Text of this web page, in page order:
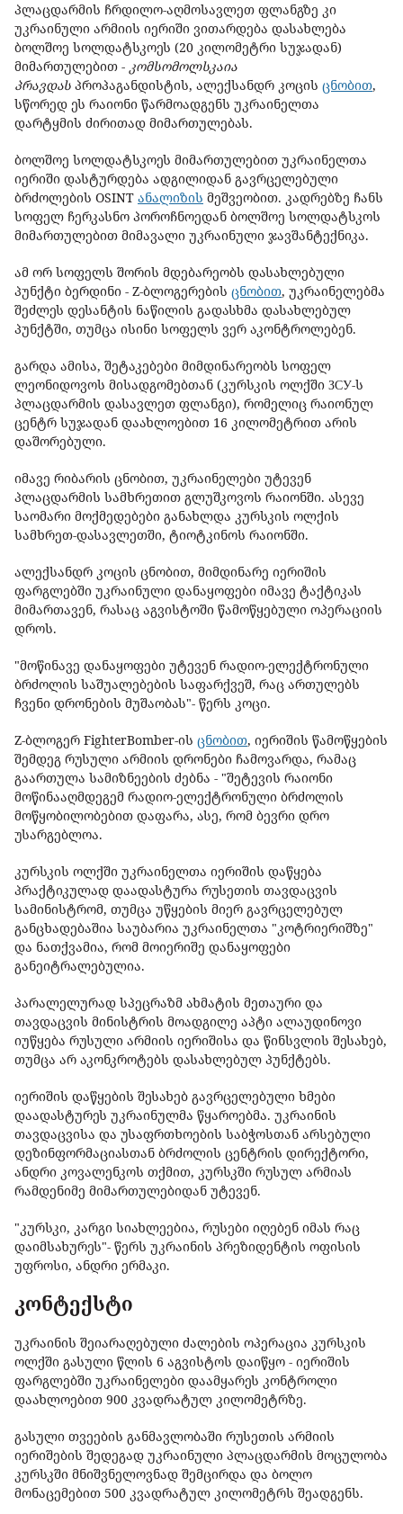
პლაცდარმის ჩრდილო-აღმოსავლეთ ფლანგზე კი
უკრაინული არმიის იერიში ვითარდება დასახლება
ბოლშოე სოლდატსკოეს (20 კილომეტრი სუჯადან)
მიმართულებით - კომსომოლსკაია
პრავდას პროპაგანდისტის, ალექსანდრ კოცის ცნობით,
სწორედ ეს რაიონი წარმოადგენს უკრაინელთა
დარტყმის ძირითად მიმართულებას.
ბოლშოე სოლდატსკოეს მიმართულებით უკრაინელთა
იერიში დასტურდება ადგილიდან გავრცელებული
ბრძოლების OSINT ანალიზის მეშვეობით. კადრებზე ჩანს
სოფელ ჩერკასნო პოროჩნოედან ბოლშოე სოლდატსკოს
მიმართულებით მიმავალი უკრაინული ჯავშანტექნიკა.
ამ ორ სოფელს შორის მდებარეობს დასახლებული
პუნქტი ბერდინი - Z-ბლოგერების ცნობით, უკრაინელებმა
შეძლეს დესანტის ნაწილის გადასხმა დასახლებულ
პუნქტში, თუმცა ისინი სოფელს ვერ აკონტროლებენ.
გარდა ამისა, შეტაკებები მიმდინარეობს სოფელ
ლეონიდოვოს მისადგომებთან (კურსკის ოლქში ЗСУ-ს
პლაცდარმის დასავლეთ ფლანგი), რომელიც რაიონულ
ცენტრ სუჯადან დაახლოებით 16 კილომეტრით არის
დაშორებული.
იმავე რიბარის ცნობით, უკრაინელები უტევენ
პლაცდარმის სამხრეთით გლუშკოვოს რაიონში. ასევე
საომარი მოქმედებები განახლდა კურსკის ოლქის
სამხრეთ-დასავლეთში, ტიოტკინოს რაიონში.
ალექსანდრ კოცის ცნობით, მიმდინარე იერიშის
ფარგლებში უკრაინული დანაყოფები იმავე ტაქტიკას
მიმართავენ, რასაც აგვისტოში წამოწყებული ოპერაციის
დროს.
"მოწინავე დანაყოფები უტევენ რადიო-ელექტრონული
ბრძოლის საშუალებების საფარქვეშ, რაც ართულებს
ჩვენი დრონების მუშაობას"- წერს კოცი.
Z-ბლოგერ FighterBomber-ის ცნობით, იერიშის წამოწყების
შემდეგ რუსული არმიის დრონები ჩამოვარდა, რამაც
გაართულა სამიზნეების ძებნა - "შეტევის რაიონი
მოწინააღმდეგემ რადიო-ელექტრონული ბრძოლის
მოწყობილობებით დაფარა, ასე, რომ ბევრი დრო
უსარგებლოა.
კურსკის ოლქში უკრაინელთა იერიშის დაწყება
პრაქტიკულად დაადასტურა რუსეთის თავდაცვის
სამინისტრომ, თუმცა უწყების მიერ გავრცელებულ
განცხადებაშია საუბარია უკრაინელთა "კოტრიერიშზე"
და ნათქვამია, რომ მოიერიშე დანაყოფები
განეიტრალებულია.
პარალელურად სპეცრაზმ ახმატის მეთაური და
თავდაცვის მინისტრის მოადგილე აპტი ალაუდინოვი
იუწყება რუსული არმიის იერიშისა და წინსვლის შესახებ,
თუმცა არ აკონკროტებს დასახლებულ პუნქტებს.
იერიშის დაწყების შესახებ გავრცელებული ხმები
დაადასტურეს უკრაინულმა წყაროებმა. უკრაინის
თავდაცვისა და უსაფრთხოების საბჭოსთან არსებული
დეზინფორმაციასთან ბრძოლის ცენტრის დირექტორი,
ანდრი კოვალენკოს თქმით, კურსკში რუსულ არმიას
რამდენიმე მიმართულებიდან უტევენ.
"კურსკი, კარგი სიახლეებია, რუსები იღებენ იმას რაც
დაიმსახურეს"- წერს უკრაინის პრეზიდენტის ოფისის
უფროსი, ანდრი ერმაკი.
კონტექსტი
უკრაინის შეიარაღებული ძალების ოპერაცია კურსკის
ოლქში გასული წლის 6 აგვისტოს დაიწყო - იერიშის
ფარგლებში უკრაინელები დაამყარეს კონტროლი
დაახლოებით 900 კვადრატულ კილომეტრზე.
გასული თვეების განმავლობაში რუსეთის არმიის
იერიშების შედეგად უკრაინული პლაცდარმის მოცულობა
კურსკში მნიშვნელოვნად შემცირდა და ბოლო
მონაცემებით 500 კვადრატულ კილომეტრს შეადგენს.